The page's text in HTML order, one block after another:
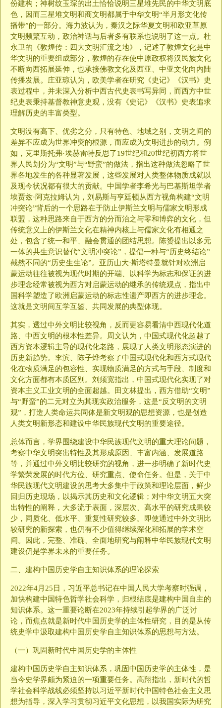
份建构；神树纹玉琮的出土恰恰说明三星堆先民的中华文明底
色，因而三星堆文明和商文明都属于中华文明“半月形文化传
播带”的一部分。海力波认为，秦汉之际华夏文明和欧亚草原
文明频繁互动，政治神话与后者多有联系也说明了这一点。杜
永卫的《敦煌传：四大文明汇流之地》，记述了敦煌文化是中
华文明的重要组成部分，敦煌的存在使中原政权将汉民族文化
不断向西拓展延伸，也承接佛教文化及西亚、中亚文化向内陆
传播发展。庄亚琼认为，欧美学者在研究《史记》《汉书》史
表过程中，并未深入分析中西古代史表书写异同，而西方中世
纪史表秉持基督教神意史观，没有《史记》《汉书》史表追求
理解历史的丰富类型。
文明没有高下、优劣之分，只有特色、地域之别，文明之间的
差异不应成为世界冲突的根源，而应成为文明进步的动力。例
如，克里斯托弗·埃赫雷特反思了19世纪和20世纪初西方将世
界人民划分为“文明”与“野蛮”的做法，指出这种做法忽略了世
界各地发生的各种显著发展，这些发展对人类整体物质成就以
及现今状况都有很大的贡献。中国学者李希光与巴基斯坦学者
埃贾兹·阿克拉姆认为，刘易斯与亨廷顿从西方视角构建“文明
冲突论”背后的一个思路在于防止伊斯兰文明与儒家文明形成
联盟，这种思路来自于西方的分而治之与零和博弈的文化，但
传统意义上的伊斯兰文化在精神内核上与儒家文化有相通之
处，包含了统一和平、融会贯通的团结思想。陈赟提出以多元
一体的共生意识替代“文明冲突论”，提倡一种与“历史终结论”
截然不同的“历史生生论”。亚历山大·斯塔特曼就针对欧洲启
蒙运动往往被视为现代时期的开端、以科学为标志和保证的进
步理念经常被视为西方对启蒙运动的继承的传统观点，指出中
国科学塑造了欧洲启蒙运动的标志性遗产即西方的进步理念。
这就是文明间互学互鉴、共同发展的典型体现。
其实，透过中外文明比较视角，反而更容易看清中西现代化道
路、中西文明的根本性差异。周文认为，中国式现代化超越了
西方资本逻辑主导的现代化老路，展现了人类文明形态演进的
历史新趋势。李滨、陈子烨考察了中国式现代化和西方式现代
化在物质满足的包容性、实现物质满足的方式与手段、制度和
文化方面都有本质区别。刘须宽指出，中国式现代化实现了对
资本主义工业文明的全面超越。田文林提出，西方借助“文明”
与“野蛮”的二元对立为其现实政治服务，这是“反文明的文明
观”，打造人类命运共同体是新文明观的思想资源，也是创造
人类文明新形态和建设中华民族现代文明的重要途径。
总体而言，学界围绕建设中华民族现代文明的重大理论问题，
考察中华文明突出特性及其形成原因、丰富内涵、发展道路
等，并通过中外文明比较研究的视角，进一步明确了新时代史
学繁荣发展的时代方位、研究重点、使命任务。但是，关于中
华民族现代文明建设的思考大多集中于政策和理论层面，鲜少
回归历史现场，以揭示其历史和文化逻辑；对中华文明五大突
出特性的阐释，大多流于表面，深层次、高水平的研究成果较
少，同质化、低水平、重复性研究较多。即使通过中外文明比
较研究的新探索，也仍有不少值得继续深化和拓展的学术空
间。因此，完整、准确、全面地研究与阐释中华民族现代文明
建设仍是学界未来的重要任务。
二、建构中国历史学自主知识体系的理论探索
2022年4月25日，习近平总书记在中国人民大学考察时强调，
加快构建中国特色哲学社会科学，归根结底是建构中国自主的
知识体系。这一重要论断在2023年持续引起学界的广泛讨
论，而焦点就是新时代中国历史学的主体性研究，目的是从传
统史学中汲取建构中国历史学自主知识体系的思想与方法。
（一）巩固新时代中国历史学的主体性
建构中国历史学自主知识体系，巩固中国历史学的主体性，是
当今史学界颇为紧迫的一项重要任务。高翔指出，新时代的哲
学社会科学战线必须坚持以习近平新时代中国特色社会主义思
想为指导，深入学习贯彻习近平文化思想，以我国实际为研究